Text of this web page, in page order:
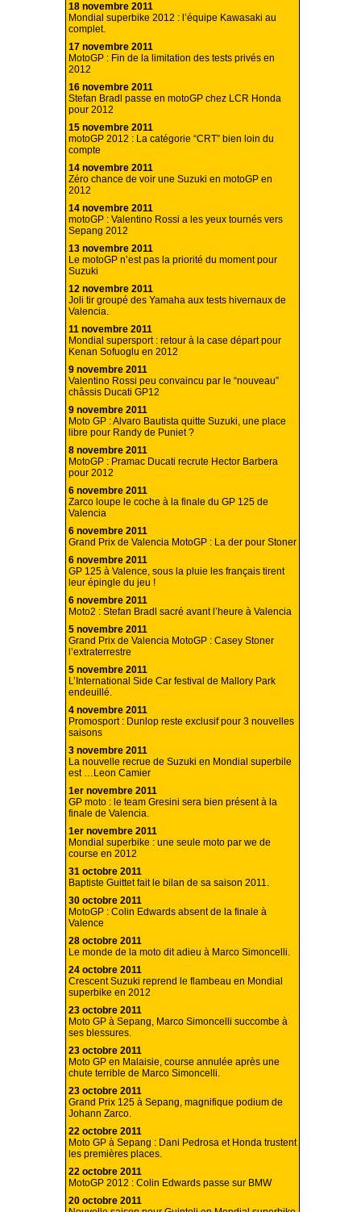
18 novembre 2011
Mondial superbike 2012 : l’équipe Kawasaki au
complet.
17 novembre 2011
MotoGP : Fin de la limitation des tests privés en
2012
16 novembre 2011
Stefan Bradl passe en motoGP chez LCR Honda
pour 2012
15 novembre 2011
motoGP 2012 : La catégorie “CRT” bien loin du
compte
14 novembre 2011
Zéro chance de voir une Suzuki en motoGP en
2012
14 novembre 2011
motoGP : Valentino Rossi a les yeux tournés vers
Sepang 2012
13 novembre 2011
Le motoGP n’est pas la priorité du moment pour
Suzuki
12 novembre 2011
Joli tir groupé des Yamaha aux tests hivernaux de
Valencia.
11 novembre 2011
Mondial supersport : retour à la case départ pour
Kenan Sofuoglu en 2012
9 novembre 2011
Valentino Rossi peu convaincu par le “nouveau”
châssis Ducati GP12
9 novembre 2011
Moto GP : Alvaro Bautista quitte Suzuki, une place
libre pour Randy de Puniet ?
8 novembre 2011
MotoGP : Pramac Ducati recrute Hector Barbera
pour 2012
6 novembre 2011
Zarco loupe le coche à la finale du GP 125 de
Valencia
6 novembre 2011
Grand Prix de Valencia MotoGP : La der pour Stoner
6 novembre 2011
GP 125 à Valence, sous la pluie les français tirent
leur épingle du jeu !
6 novembre 2011
Moto2 : Stefan Bradl sacré avant l’heure à Valencia
5 novembre 2011
Grand Prix de Valencia MotoGP : Casey Stoner
l’extraterrestre
5 novembre 2011
L’International Side Car festival de Mallory Park
endeuillé.
4 novembre 2011
Promosport : Dunlop reste exclusif pour 3 nouvelles
saisons
3 novembre 2011
La nouvelle recrue de Suzuki en Mondial superbile
est …Leon Camier
1er novembre 2011
GP moto : le team Gresini sera bien présent à la
finale de Valencia.
1er novembre 2011
Mondial superbike : une seule moto par we de
course en 2012
31 octobre 2011
Baptiste Guittet fait le bilan de sa saison 2011.
30 octobre 2011
MotoGP : Colin Edwards absent de la finale à
Valence
28 octobre 2011
Le monde de la moto dit adieu à Marco Simoncelli.
24 octobre 2011
Crescent Suzuki reprend le flambeau en Mondial
superbike en 2012
23 octobre 2011
Moto GP à Sepang, Marco Simoncelli succombe à
ses blessures.
23 octobre 2011
Moto GP en Malaisie, course annulée après une
chute terrible de Marco Simoncelli.
23 octobre 2011
Grand Prix 125 à Sepang, magnifique podium de
Johann Zarco.
22 octobre 2011
Moto GP à Sepang : Dani Pedrosa et Honda trustent
les premières places.
22 octobre 2011
MotoGP 2012 : Colin Edwards passe sur BMW
20 octobre 2011